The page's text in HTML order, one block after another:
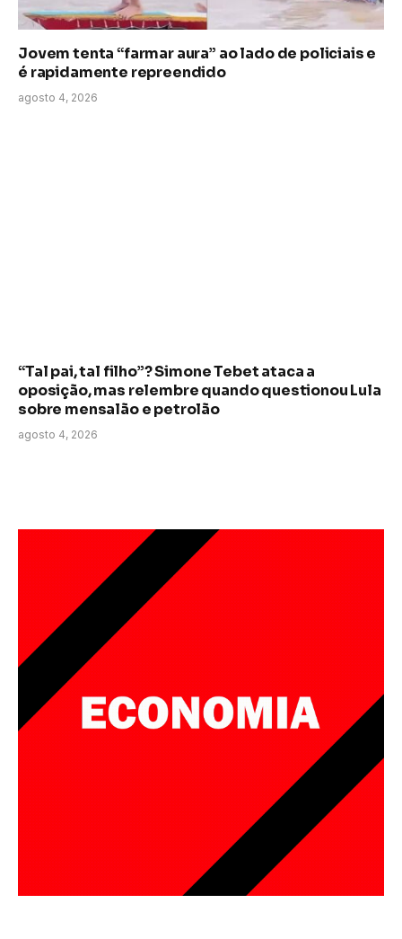
Jovem tenta “farmar aura” ao lado de policiais e
é rapidamente repreendido
agosto 4, 2026
“Tal pai, tal filho”? Simone Tebet ataca a
oposição, mas relembre quando questionou Lula
sobre mensalão e petrolão
agosto 4, 2026